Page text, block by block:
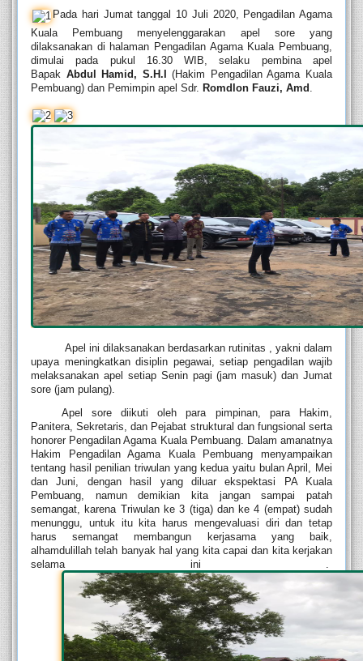
Pada hari Jumat tanggal 10 Juli 2020, Pengadilan Agama
Kuala Pembuang menyelenggarakan apel sore yang
dilaksanakan di halaman Pengadilan Agama Kuala Pembuang,
dimulai pada pukul 16.30 WIB, selaku pembina apel
Bapak Abdul Hamid, S.H.I
(Hakim Pengadilan Agama Kuala
Pembuang) dan Pemimpin apel Sdr. Romdlon Fauzi, Amd .
Apel ini dilaksanakan berdasarkan rutinitas , yakni dalam
upaya meningkatkan disiplin pegawai, setiap pengadilan wajib
melaksanakan apel setiap Senin pagi (jam masuk) dan Jumat
sore (jam pulang).
Apel sore diikuti oleh para pimpinan, para Hakim,
Panitera, Sekretaris, dan Pejabat struktural dan fungsional serta
honorer Pengadilan Agama Kuala Pembuang. Dalam amanatnya
Hakim Pengadilan Agama Kuala Pembuang menyampaikan
tentang hasil penilian triwulan yang kedua yaitu bulan April, Mei
dan Juni, dengan hasil yang diluar ekspektasi PA Kuala
Pembuang, namun demikian kita jangan sampai patah
semangat, karena Triwulan ke 3 (tiga) dan ke 4 (empat) sudah
menunggu, untuk itu kita harus mengevaluasi diri dan tetap
harus semangat membangun kerjasama yang baik,
alhamdulillah telah banyak hal yang kita capai dan kita kerjakan
selama ini .